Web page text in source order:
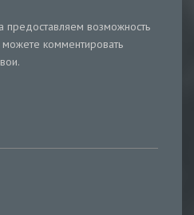
предоставляем возможность
комментировать